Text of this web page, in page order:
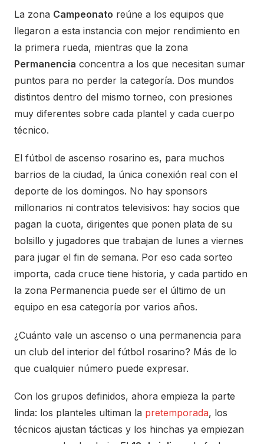
La zona Campeonato reúne a los equipos que
llegaron a esta instancia con mejor rendimiento en
la primera rueda, mientras que la zona
Permanencia concentra a los que necesitan sumar
puntos para no perder la categoría. Dos mundos
distintos dentro del mismo torneo, con presiones
muy diferentes sobre cada plantel y cada cuerpo
técnico.
El fútbol de ascenso rosarino es, para muchos
barrios de la ciudad, la única conexión real con el
deporte de los domingos. No hay sponsors
millonarios ni contratos televisivos: hay socios que
pagan la cuota, dirigentes que ponen plata de su
bolsillo y jugadores que trabajan de lunes a viernes
para jugar el fin de semana. Por eso cada sorteo
importa, cada cruce tiene historia, y cada partido en
la zona Permanencia puede ser el último de un
equipo en esa categoría por varios años.
¿Cuánto vale un ascenso o una permanencia para
un club del interior del fútbol rosarino? Más de lo
que cualquier número puede expresar.
Con los grupos definidos, ahora empieza la parte
linda: los planteles ultiman la pretemporada, los
técnicos ajustan tácticas y los hinchas ya empiezan